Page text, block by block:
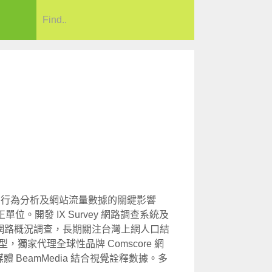
為分析及網站流量數據的關鍵影響
位。開發 IX Survey 網路調查系統及
概況調查，長期關注台灣上網人口結
，獨家代理全球性品牌 Comscore 網
BeamMedia 結合視覺詮釋數據。多